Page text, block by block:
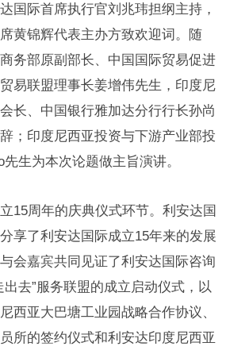
国际首席执行官刘兆玮担纲主持，
黄锦辉代表主办方致欢迎词。随
务部原副部长、中国国际贸易促进
易联盟理事长姜增伟先生，印度尼
长、中国银行雅加达分行行长孙尚
；印度尼西亚投资与下游产业部投
生为本次论题做主旨演讲。
15周年的庆典仪式环节。利安达国
享了利安达国际成立15年来的发展
会嘉宾共同见证了利安达国际咨询
出去”服务联盟的成立启动仪式，以
西亚大巴塘工业园战略合作协议、
所的签约仪式和利安达印度尼西亚